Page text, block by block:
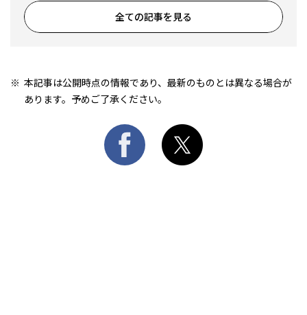
全ての記事を見る
本記事は公開時点の情報であり、最新のものとは異なる場合が
あります。予めご了承ください。